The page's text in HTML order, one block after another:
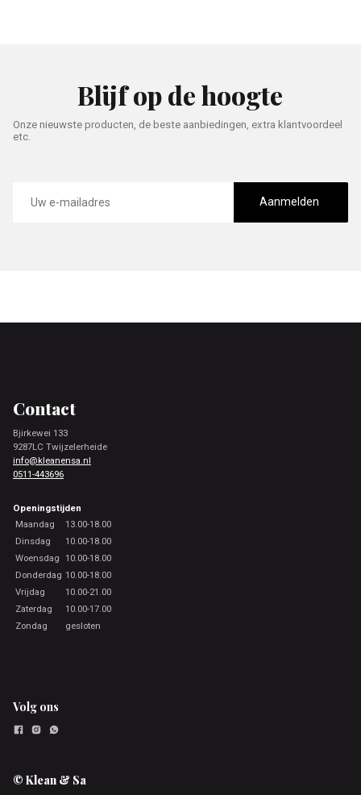
Blijf op de hoogte
Onze nieuwste producten, de beste aanbiedingen, extra klantvoordeel
etc.
mailadres
Aanmelden
Contact
Bjirkewei 133
9287LC Twijzelerheide
info@kleanensa.nl
0511-443696
Openingstijden
Maandag
13.00-18.00
Dinsdag
10.00-18.00
Woensdag 10.00-18.00
Donderdag 10.00-18.00
Vrijdag
10.00-21.00
Zaterdag
10.00-17.00
Zondag
gesloten
Volg ons
© Klean & Sa